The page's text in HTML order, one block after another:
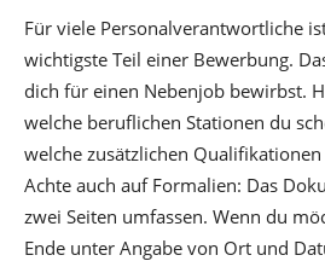
Für viele Personalverantwortliche
wichtigste Teil einer Bewerbung.
dich für einen Nebenjob bewirbst.
welche beruflichen Stationen du
welche zusätzlichen
Achte auch auf Formalien: Das
zwei Seiten umfassen. Wenn du
Ende unter Angabe von Ort und